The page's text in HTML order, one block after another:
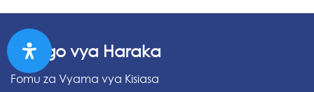
Viungo vya Haraka
Fomu za Vyama vya Kisiasa